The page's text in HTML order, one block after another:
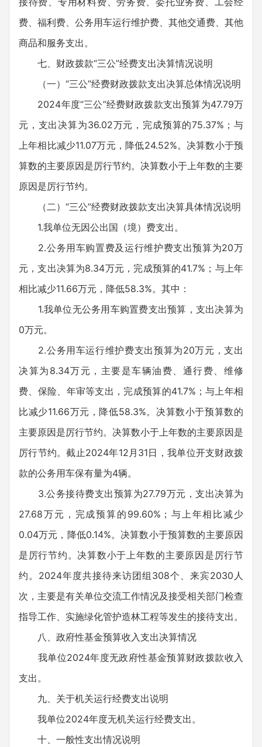
费、福利费、公务用车运行维护费、其他交通费、其他
商品和服务支出。
七、财政拨款“三公”经费支出决算情况说明
（一）“三公”经费财政拨款支出决算总体情况说明
2024年度“三公”经费财政拨款支出预算为47.79万
元，支出决算为36.02万元，完成预算的75.37%；与
上年相比减少11.07万元，降低24.52%。决算数小于预
算数的主要原因是厉行节约。决算数小于上年数的主要
原因是厉行节约。
（二）“三公”经费财政拨款支出决算具体情况说明
1.我单位无因公出国（境）费支出。
2.公务用车购置费及运行维护费支出预算为20万
元，支出决算为8.34万元，完成预算的41.7%；与上年
相比减少11.66万元，降低58.3%。其中：
1.我单位无公务用车购置费支出预算，支出决算为
0万元。
2.公务用车运行维护费支出预算为20万元，支出
决算为8.34万元，主要是车辆油费、通行费、维修
费、保险、年审等支出，完成预算的41.7%；与上年相
比减少11.66万元，降低58.3%。决算数小于预算数的
主要原因是厉行节约。决算数小于上年数的主要原因是
厉行节约。截止2024年12月31日，我单位开支财政拨
款的公务用车保有量为4辆。
3.公务接待费支出预算为27.79万元，支出决算为
27.68万元，完成预算的99.60%；与上年相比减少
0.04万元，降低0.14%。决算数小于预算数的主要原因
是厉行节约。决算数小于上年数的主要原因是厉行节
约。2024年度共接待来访团组308个、来宾2030人
次，主要是有关单位交流工作情况及接受相关部门检查
指导工作、实施绿化管护造林工程等发生的接待支出。
八、政府性基金预算收入支出决算情况
我单位2024年度无政府性基金预算财政拨款收入
支出。
九、关于机关运行经费支出说明
我单位2024年度无机关运行经费支出。
十、一般性支出情况说明